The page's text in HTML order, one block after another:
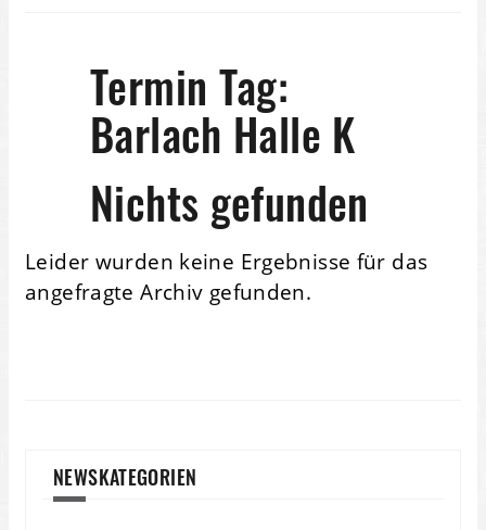
Termin Tag:
Barlach Halle K
Nichts gefunden
Leider wurden keine Ergebnisse für das
angefragte Archiv gefunden.
NEWSKATEGORIEN